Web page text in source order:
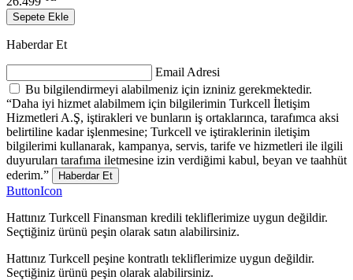
Sepete Ekle
Haberdar Et
Email Adresi
Bu bilgilendirmeyi alabilmeniz için izniniz gerekmektedir.
“Daha iyi hizmet alabilmem için bilgilerimin Turkcell İletişim
Hizmetleri A.Ş, iştirakleri ve bunların iş ortaklarınca, tarafımca aksi
belirtiline kadar işlenmesine; Turkcell ve iştiraklerinin iletişim
bilgilerimi kullanarak, kampanya, servis, tarife ve hizmetleri ile ilgili
duyuruları tarafıma iletmesine izin verdiğimi kabul, beyan ve taahhüt
ederim.”
Haberdar Et
ButtonIcon
Hattınız Turkcell Finansman kredili tekliflerimize uygun değildir.
Seçtiğiniz ürünü peşin olarak satın alabilirsiniz.
Hattınız Turkcell peşine kontratlı tekliflerimize uygun değildir.
Seçtiğiniz ürünü peşin olarak alabilirsiniz.